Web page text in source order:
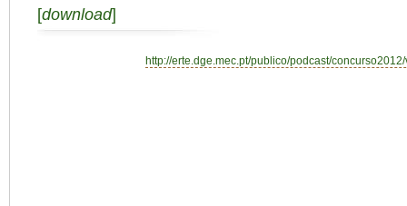
[download]
http://erte.dge.mec.pt/publico/podcast/